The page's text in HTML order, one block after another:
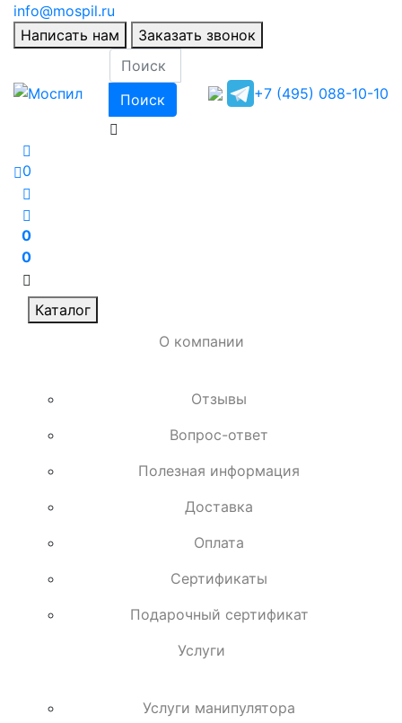
info@mospil.ru
Написать нам
Заказать звонок
Поиск +7 (495) 088-10-10
0
0
0
Каталог
О компании
Отзывы
Вопрос-ответ
Полезная информация
Доставка
Оплата
Сертификаты
Подарочный сертификат
Услуги
Услуги манипулятора